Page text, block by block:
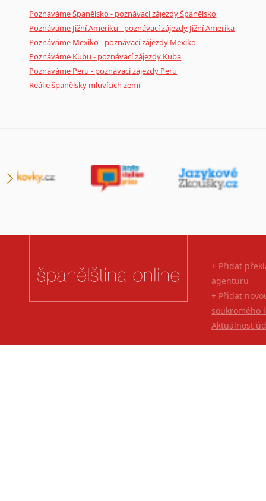
Poznáváme Španělsko - poznávací zájezdy Španělsko
Poznáváme Jižní Ameriku - poznávací zájezdy Jižní Amerika
Poznáváme Mexiko - poznávací zájezdy Mexiko
Poznáváme Kubu - poznávací zájezdy Kuba
Poznáváme Peru - poznávací zájezdy Peru
Reálie španělsky mluvících zemí
+ Přidat
agenturu
+ Přidat
soukromého
Aktuálnost